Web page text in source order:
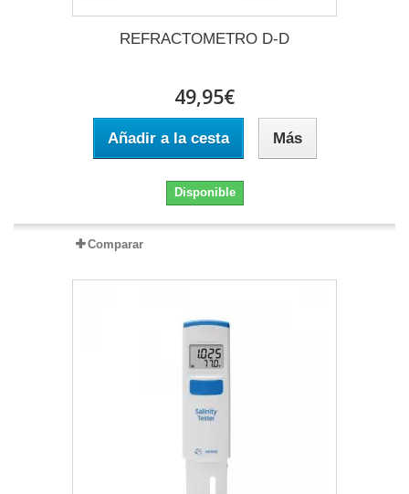
REFRACTOMETRO D-D
49,95€
Añadir a la cesta Más
Disponible
Comparar